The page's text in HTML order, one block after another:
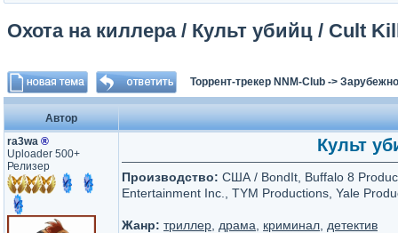
Охота на киллера / Культ убийц / Cult
Торрент-трекер NNM-Club ->
Автор
ra3wa ®
Uploader 500+
Релизер
Культ
Производство: США / BondIt, Buffalo 8
Entertainment Inc., TYM Productions, Yale
Жанр: триллер драма криминал детектив